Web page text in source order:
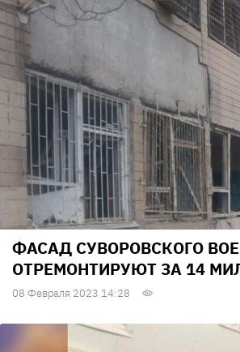
ФАСАД СУВОРОВСКОГО
ОТРЕМОНТИРУЮТ ЗА 14
08 Февраля 2023 14:28